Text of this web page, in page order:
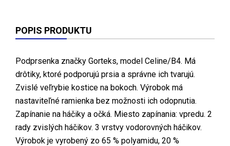
POPIS PRODUKTU
Podprsenka značky Gorteks, model Celine/B4. Má
drôtiky, ktoré podporujú prsia a správne ich tvarujú.
Zvislé veľrybie kostice na bokoch. Výrobok má
nastaviteľné ramienka bez možnosti ich odopnutia.
Zapínanie na háčiky a očká. Miesto zapínania: vpredu. 2
rady zvislých háčikov. 3 vrstvy vodorovných háčikov.
Výrobok je vyrobený zo 65 % polyamidu, 20 %